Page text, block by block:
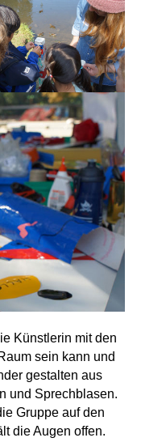
Künstlerin mit den
sein kann und
gestalten aus
und Sprechblasen.
Gruppe auf den
die Augen offen.